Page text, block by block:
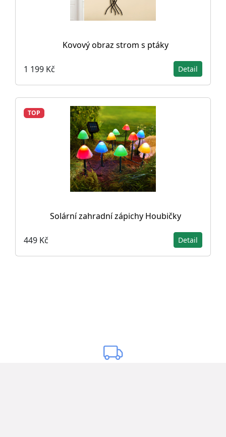
Kovový obraz strom s ptáky
1 199 Kč Detail
TOP
Solární zahradní zápichy Houbičky
449 Kč Detail